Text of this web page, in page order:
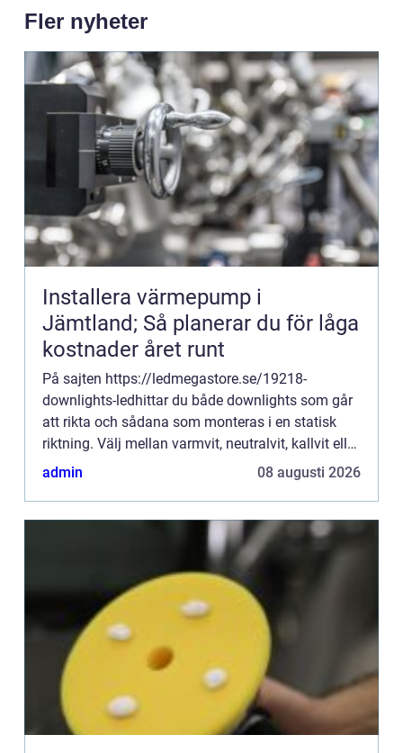
Fler nyheter
Installera värmepump i
Jämtland; Så planerar du för låga
kostnader året runt
På sajten https://ledmegastore.se/19218-
downlights-ledhittar du både downlights som går
att rikta och sådana som monteras i en statisk
riktning. Välj mellan varmvit, neutralvit, kallvit eller
röd nyans. Dimbar eller ...
admin 08 augusti 2026